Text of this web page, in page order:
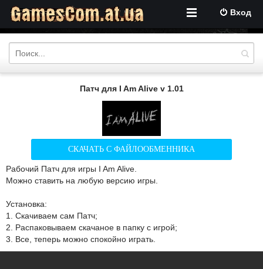
Вход
Патч для I Am Alive v 1.01
СКАЧАТЬ С ФАЙЛООБМЕННИКА
Рабочий Патч для игры I Am Alive.
Можно ставить на любую версию игры.
Установка:
1. Скачиваем сам Патч;
2. Распаковываем скачаное в папку с игрой;
3. Все, теперь можно спокойно играть.